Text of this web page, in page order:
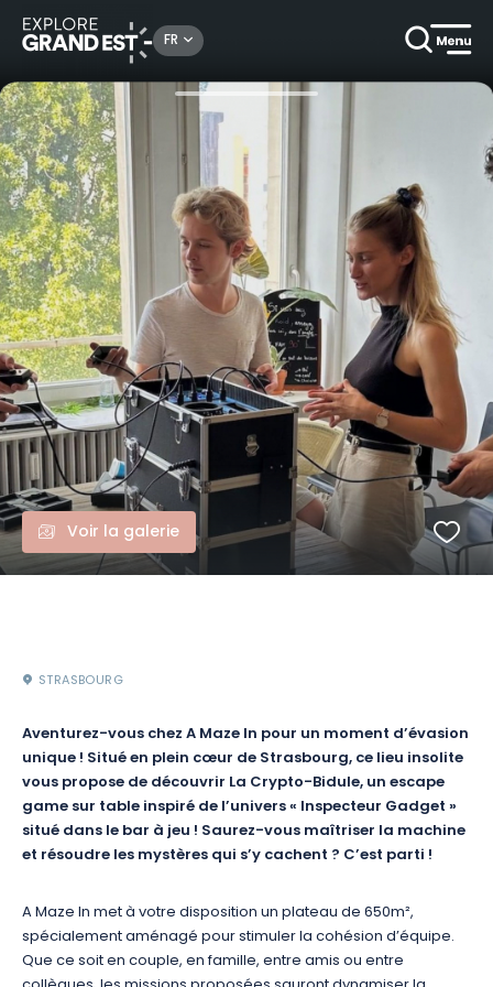
FR
Activités ludiques Escape game sur table - La Crypto-Bidule
Voir la galerie
STRASBOURG
Aventurez-vous chez A Maze In pour un moment d’évasion
unique ! Situé en plein cœur de Strasbourg, ce lieu insolite
vous propose de découvrir La Crypto-Bidule, un escape
game sur table inspiré de l’univers « Inspecteur Gadget »
situé dans le bar à jeu ! Saurez-vous maîtriser la machine
et résoudre les mystères qui s’y cachent ? C’est parti !
A Maze In met à votre disposition un plateau de 650m²,
spécialement aménagé pour stimuler la cohésion d’équipe.
Que ce soit en couple, en famille, entre amis ou entre